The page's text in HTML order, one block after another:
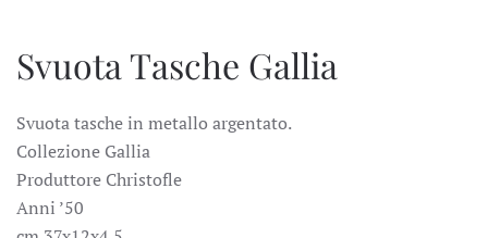
Svuota Tasche Gallia
Svuota tasche in metallo argentato.
Collezione Gallia
Produttore Christofle
Anni ’50